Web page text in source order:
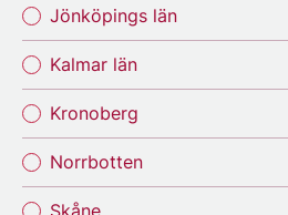
Jönköpings län
Kalmar län
Kronoberg
Norrbotten
Skåne